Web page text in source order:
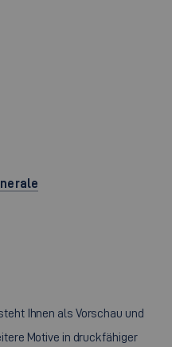
Ihnen als Vorschau und
Motive in druckfähiger